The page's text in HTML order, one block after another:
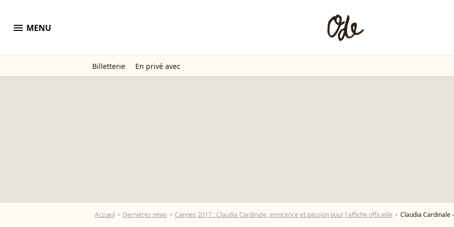
menu MENU
Billetterie En privé avec
Accueil Dernières news Cannes 2017 : Claudia Cardinale, innocence et passion pour l'affiche officielle Claudia Cardinale - Photocall du dîner de la